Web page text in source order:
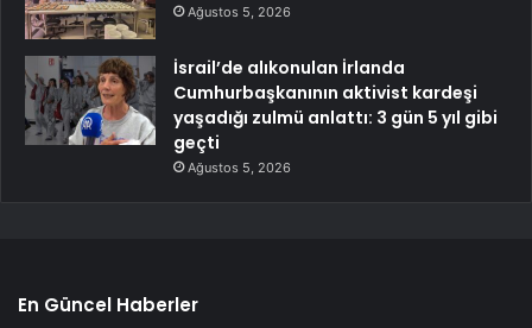
Ağustos 5, 2026
İsrail’de alıkonulan İrlanda
Cumhurbaşkanının aktivist kardeşi
yaşadığı zulmü anlattı: 3 gün 5 yıl gibi
geçti
Ağustos 5, 2026
En Güncel Haberler